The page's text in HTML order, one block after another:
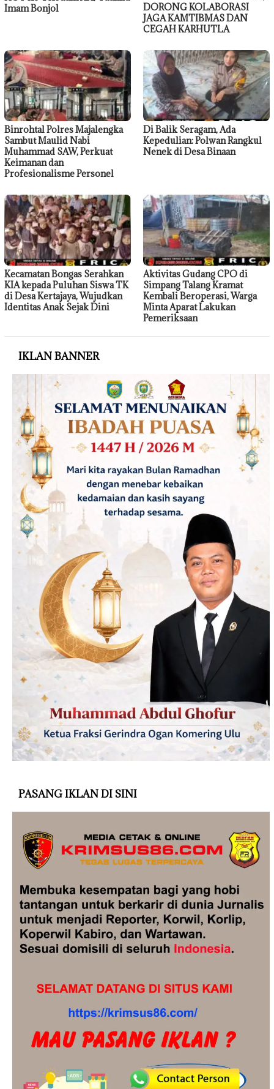
Imam Bonjol
DORONG KOLABORASI
JAGA KAMTIBMAS DAN
CEGAH KARHUTLA
Binrohtal Polres Majalengka
Sambut Maulid Nabi
Muhammad SAW, Perkuat
Keimanan dan
Profesionalisme Personel
Di Balik Seragam, Ada
Kepedulian: Polwan Rangkul
Nenek di Desa Binaan
Kecamatan Bongas Serahkan
KIA kepada Puluhan Siswa TK
di Desa Kertajaya, Wujudkan
Identitas Anak Sejak Dini
Aktivitas Gudang CPO di
Simpang Talang Kramat
Kembali Beroperasi, Warga
Minta Aparat Lakukan
Pemeriksaan
IKLAN BANNER
PASANG IKLAN DI SINI